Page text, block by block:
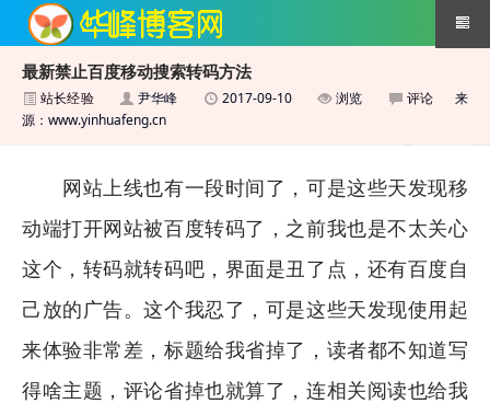
搜索引擎优化技术
最新禁止百度移动搜索转码方法
站长经验 尹华峰 2017-09-10 浏览 评论
来
源：www.yinhuafeng.cn
网站上线也有一段时间了，可是这些天发现移
动端打开网站被百度转码了，之前我也是不太关心
这个，转码就转码吧，界面是丑了点，还有百度自
己放的广告。这个我忍了，可是这些天发现使用起
来体验非常差，标题给我省掉了，读者都不知道写
得啥主题，评论省掉也就算了，连相关阅读也给我